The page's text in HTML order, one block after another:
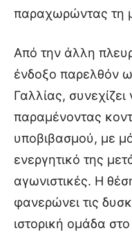
παραχωρώντας τη
Από την άλλη
ένδοξο παρελθόν
Γαλλίας,
παραμένοντας
υποβιβασμού, με
ενεργητικό της
αγωνιστικές. Η
φανερώνει τις
ιστορική ομάδα